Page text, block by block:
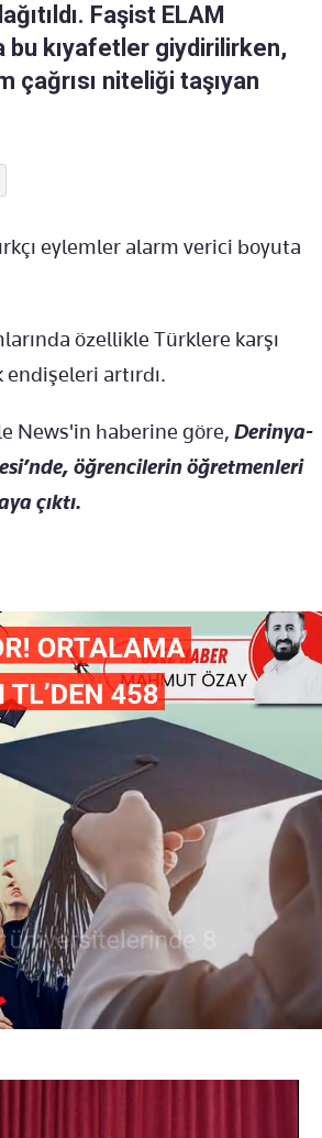
Faşist ELAM
kıyafetler giydirilirken,
çağrısı niteliği taşıyan
eylemler alarm verici boyuta
özellikle Türklere karşı
endişeleri artırdı.
News'in haberine göre, Derinya-
öğrencilerin öğretmenleri
çıktı.